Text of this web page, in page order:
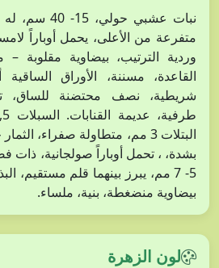
نبات عشبي
متفرعة من الأعلى، يحمل أوباراً
وردية الترتيب، بيضاوية مقلوبة –
القاعدة، مسننة، الأوراق
شريطية، نصف محتضنة للساق،
البتلات 3 مم، متطاولة صفراء،
بشدة، ، تحمل أوباراً صولجانية،
بيضاوية منضغطة، بنية، ملساء.
لون الزهرة